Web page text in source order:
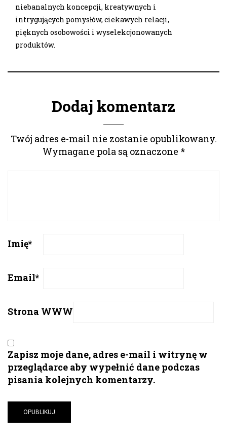
niebanalnych koncepcji, kreatywnych i
intrygujących pomysłów, ciekawych relacji,
pięknych osobowości i wyselekcjonowanych
produktów.
Dodaj komentarz
Twój adres e-mail nie zostanie opublikowany.
Wymagane pola są oznaczone *
Imię*
Email*
Strona WWW
Zapisz moje dane, adres e-mail i witrynę w
przeglądarce aby wypełnić dane podczas
pisania kolejnych komentarzy.